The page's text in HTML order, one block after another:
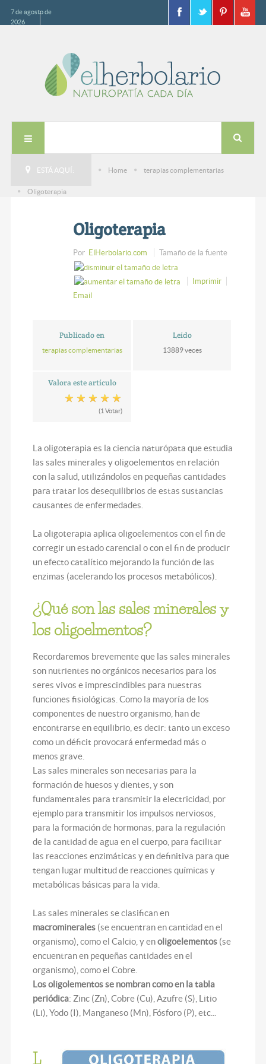
7 de agosto de
2026
ESTÁ AQUÍ: Home terapias complementarias
Oligoterapia
Oligoterapia
Por ElHerbolario.com Tamaño de la fuente
Imprimir
Email
Publicado en
terapias complementarias
Leído
13889 veces
Valora este artículo
(1 Votar)
La oligoterapia es la ciencia naturópata que estudia
las sales minerales y oligoelementos en relación
con la salud, utilizándolos en pequeñas cantidades
para tratar los desequilibrios de estas sustancias
causantes de enfermedades.
La oligoterapia aplica oligoelementos con el fin de
corregir un estado carencial o con el fin de producir
un efecto catalítico mejorando la función de las
enzimas (acelerando los procesos metabólicos).
¿Qué son las sales minerales y
los oligoelmentos?
Recordaremos brevemente que las sales minerales
son nutrientes no orgánicos necesarios para los
seres vivos e imprescindibles para nuestras
funciones fisiológicas. Como la mayoría de los
componentes de nuestro organismo, han de
encontrarse en equilibrio, es decir: tanto un exceso
como un déficit provocará enfermedad más o
menos grave.
Las sales minerales son necesarias para la
formación de huesos y dientes, y son
fundamentales para transmitir la electricidad, por
ejemplo para transmitir los impulsos nerviosos,
para la formación de hormonas, para la regulación
de la cantidad de agua en el cuerpo, para facilitar
las reacciones enzimáticas y en definitiva para que
tengan lugar multitud de reacciones químicas y
metabólicas básicas para la vida.
Las sales minerales se clasifican en
macrominerales (se encuentran en cantidad en el
organismo), como el Calcio, y enoligoelementos (se
encuentran en pequeñas cantidades en el
organismo), como el Cobre.
Los oligolementos se nombran como en la tabla
periódica: Zinc (Zn), Cobre (Cu), Azufre (S), Litio
(Li), Yodo (I), Manganeso (Mn), Fósforo (P), etc...
L